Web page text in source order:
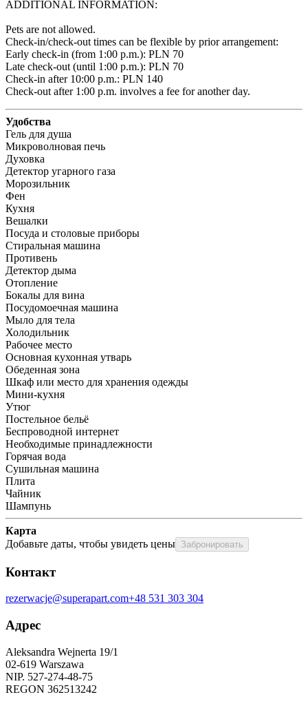
ADDITIONAL INFORMATION:
Pets are not allowed.
Check-in/check-out times can be flexible by prior arrangement:
Early check-in (from 1:00 p.m.): PLN 70
Late check-out (until 1:00 p.m.): PLN 70
Check-in after 10:00 p.m.: PLN 140
Check-out after 1:00 p.m. involves a fee for another day.
Удобства
Гель для душа
Микроволновая печь
Духовка
Детектор угарного газа
Морозильник
Фен
Кухня
Вешалки
Посуда и столовые приборы
Стиральная машина
Противень
Детектор дыма
Отопление
Бокалы для вина
Посудомоечная машина
Мыло для тела
Холодильник
Рабочее место
Основная кухонная утварь
Обеденная зона
Шкаф или место для хранения одежды
Мини-кухня
Утюг
Постельное бельё
Беспроводной интернет
Необходимые принадлежности
Горячая вода
Сушильная машина
Плита
Чайник
Шампунь
Карта
Добавьте даты, чтобы увидеть цены Забронировать
Контакт
rezerwacje@superapart.com+48 531 303 304
Адрес
Aleksandra Wejnerta 19/1
02-619 Warszawa
NIP. 527-274-48-75
REGON 362513242